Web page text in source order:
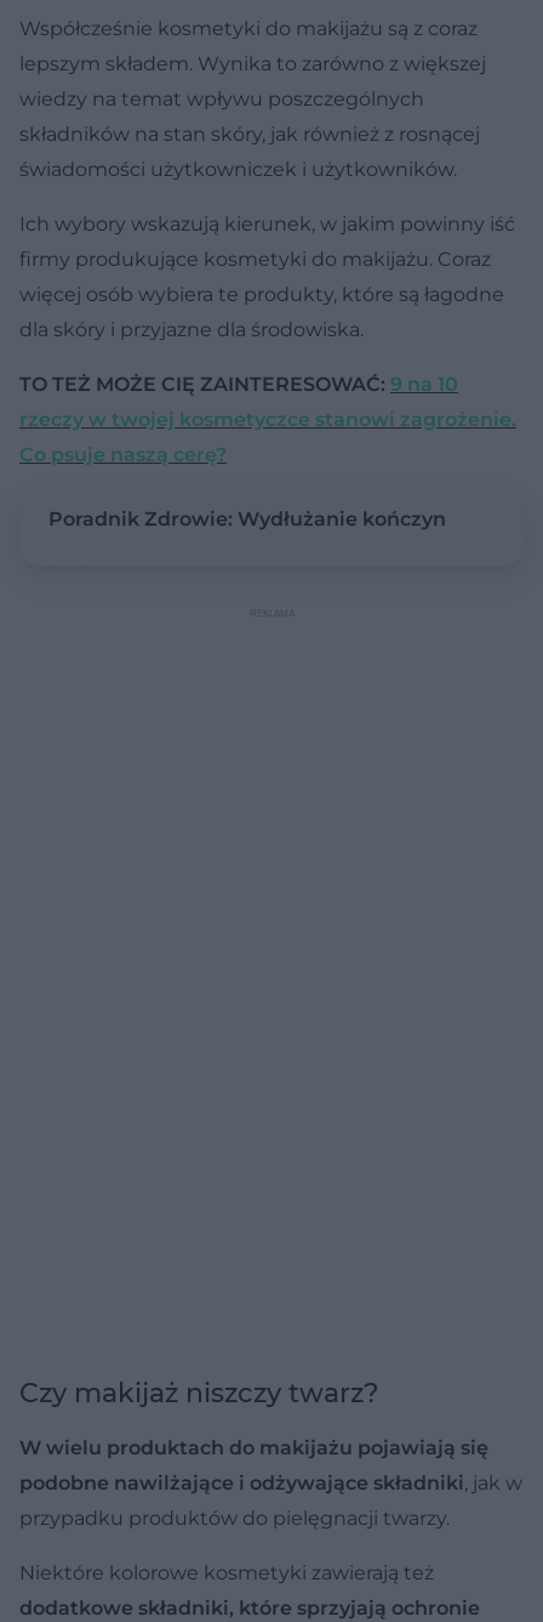
Współcześnie kosmetyki do makijażu są z coraz
lepszym składem. Wynika to zarówno z większej
wiedzy na temat wpływu poszczególnych
składników na stan skóry, jak również z rosnącej
świadomości użytkowniczek i użytkowników.
Ich wybory wskazują kierunek, w jakim powinny iść
firmy produkujące kosmetyki do makijażu. Coraz
więcej osób wybiera te produkty, które są łagodne
dla skóry i przyjazne dla środowiska.
TO TEŻ MOŻE CIĘ ZAINTERESOWAĆ: 9 na 10
rzeczy w twojej kosmetyczce stanowi zagrożenie.
Co psuje naszą cerę?
Poradnik Zdrowie: Wydłużanie kończyn
Czy makijaż niszczy twarz?
W wielu produktach do makijażu pojawiają się
podobne nawilżające i odżywające składniki, jak w
przypadku produktów do pielęgnacji twarzy.
Niektóre kolorowe kosmetyki zawierają też
dodatkowe składniki, które sprzyjają ochronie